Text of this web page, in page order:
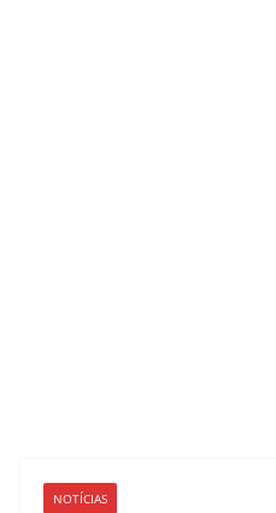
NOTÍCIAS